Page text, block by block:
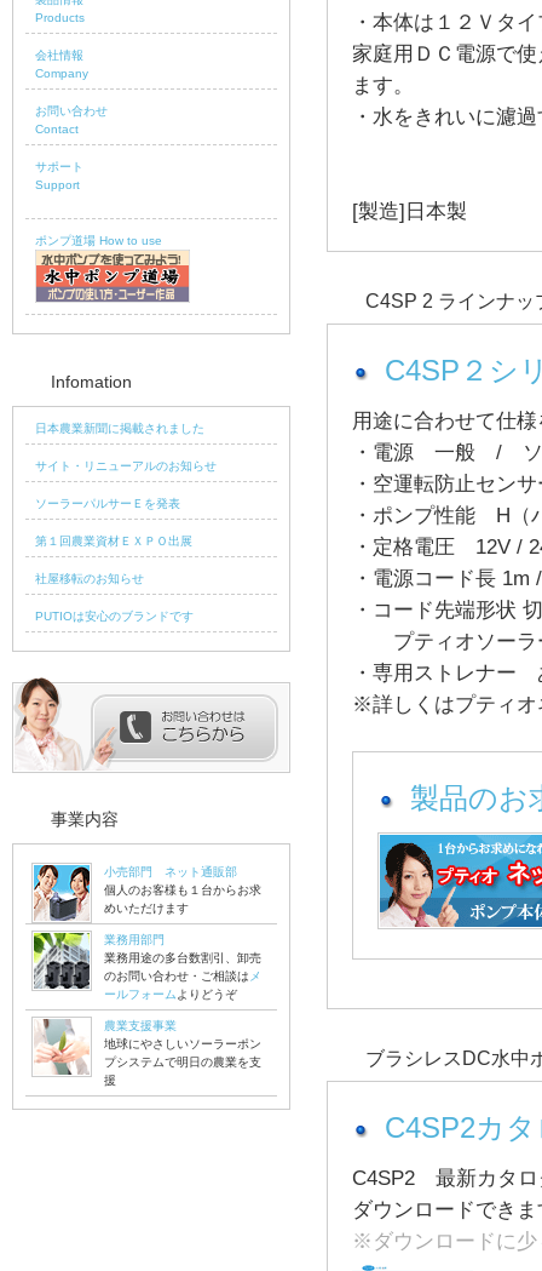
Products
会社情報
Company
お問い合わせ
Contact
サポート
Support
ポンプ道場 How to use
Infomation
日本農業新聞に掲載されました
サイト・リニューアルのお知らせ
ソーラーパルサーＥを発表
第１回農業資材ＥＸＰＯ出展
社屋移転のお知らせ
PUTIOは安心のブランドです
事業内容
小売部門 ネット通販部
個人のお客様も１台からお求
めいただけます
業務用部門
業務用途の多台数割引、卸売
のお問い合わせ・ご相談は メ
ールフォーム よりどうぞ
農業支援事業
地球にやさしいソーラーポン
プシステムで明日の農業を支
援
・本体は１２Ｖタ
家庭用ＤＣ電源で
ます。
・水をきれいに濾
[製造]日本製
C4SP 2 ラインナッ
C4SP２シ
用途に合わせて仕
・電源 一般 / ソ
・空運転防止セン
・ポンプ性能 H（
・定格電圧 12V /
・電源コード長
・コード先端形状
プティオソーラ
・専用ストレナー
※詳しくはプティオ
製品のお
ブラシレスDC水中
C4SP2カ
C4SP2 最新カタ
ダウンロードでき
※ダウンロードに少